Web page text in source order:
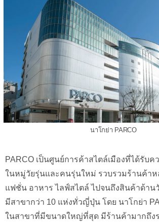
นาโกย่า PARCO
PARCO เป็นศูนย์การค้าสไตล์เมืองที่ได้รับ
ในหมู่วัยรุ่นและคนรุ่นใหม่ รวบรวมร้านค้า
แฟชั่น อาหาร ไลฟ์สไตล์ ไปจนถึงสินค้าด้า
มีสาขากว่า 10 แห่งทั่วญี่ปุ่น โดย นาโกย่า
ในสาขาที่มีขนาดใหญ่ที่สุด มีร้านค้ามากถึงร